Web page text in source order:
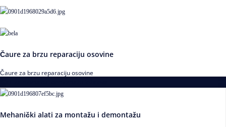
Čaure za brzu reparaciju osovine
Čaure za brzu reparaciju osovine
Mehanički alati za montažu i demontažu